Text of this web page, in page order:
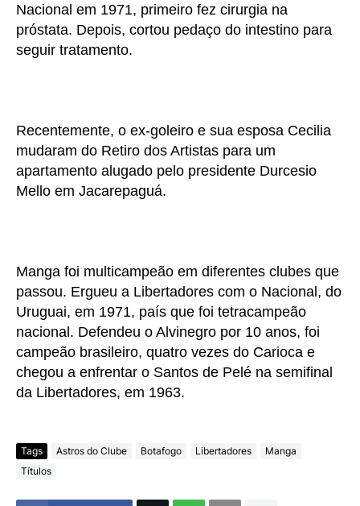
Nacional em 1971, primeiro fez cirurgia na
próstata. Depois, cortou pedaço do intestino para
seguir tratamento.
Recentemente, o ex-goleiro e sua esposa Cecilia
mudaram do Retiro dos Artistas para um
apartamento alugado pelo presidente Durcesio
Mello em Jacarepaguá.
Manga foi multicampeão em diferentes clubes que
passou. Ergueu a Libertadores com o Nacional, do
Uruguai, em 1971, país que foi tetracampeão
nacional. Defendeu o Alvinegro por 10 anos, foi
campeão brasileiro, quatro vezes do Carioca e
chegou a enfrentar o Santos de Pelé na semifinal
da Libertadores, em 1963.
Tags Astros do Clube Botafogo Libertadores
Manga
Títulos